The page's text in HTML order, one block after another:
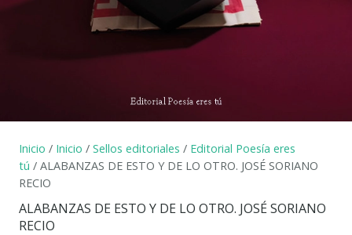
Inicio / Inicio / Sellos editoriales / Editorial Poesía eres
tú / ALABANZAS DE ESTO Y DE LO OTRO. JOSÉ SORIANO
RECIO
ALABANZAS DE ESTO Y DE LO OTRO. JOSÉ SORIANO
RECIO